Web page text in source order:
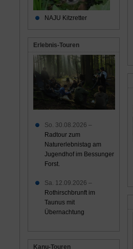
NAJU Kitzretter
Erlebnis-Touren
So. 30.08.2026 –
Radtour zum
Naturerlebnistag am
Jugendhof im Bessunger
Forst.
Sa. 12.09.2026 –
Rothirschbrunft im
Taunus mit
Übernachtung
Kanu-Touren